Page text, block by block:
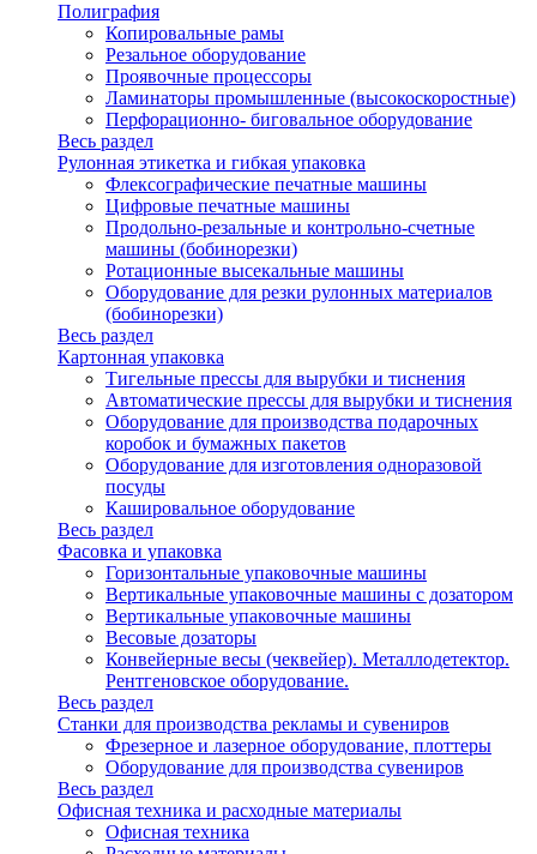
Полиграфия
Копировальные рамы
Резальное оборудование
Проявочные процессоры
Ламинаторы промышленные (высокоскоростные)
Перфорационно- биговальное оборудование
Весь раздел
Рулонная этикетка и гибкая упаковка
Флексографические печатные машины
Цифровые печатные машины
Продольно-резальные и контрольно-счетные
машины (бобинорезки)
Ротационные высекальные машины
Оборудование для резки рулонных материалов
(бобинорезки)
Весь раздел
Картонная упаковка
Тигельные прессы для вырубки и тиснения
Автоматические прессы для вырубки и тиснения
Оборудование для производства подарочных
коробок и бумажных пакетов
Оборудование для изготовления одноразовой
посуды
Кашировальное оборудование
Весь раздел
Фасовка и упаковка
Горизонтальные упаковочные машины
Вертикальные упаковочные машины с дозатором
Вертикальные упаковочные машины
Весовые дозаторы
Конвейерные весы (чеквейер). Металлодетектор.
Рентгеновское оборудование.
Весь раздел
Станки для производства рекламы и сувениров
Фрезерное и лазерное оборудование, плоттеры
Оборудование для производства сувениров
Весь раздел
Офисная техника и расходные материалы
Офисная техника